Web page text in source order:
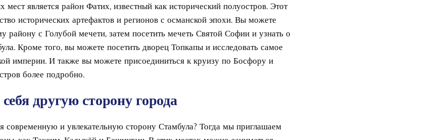
мест является район Фатих, известный как исторический полуостров. Этот
исторических артефактов и регионов с османской эпохи. Вы можете
району с Голубой мечети, затем посетить мечеть Святой Софии и узнать о
Кроме того, вы можете посетить дворец Топкапы и исследовать самое
империи. И также вы можете присоединиться к круизу по Босфору и
более подробно.
другую сторону города
современную и увлекательную сторону Стамбула? Тогда мы приглашаем